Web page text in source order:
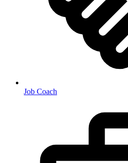
Job Coach